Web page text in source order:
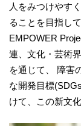
人をみつけやす
ることを目指して
EMPOWER
連、文化・芸術
を通じて、 障害
な開発目標
けて、この新文